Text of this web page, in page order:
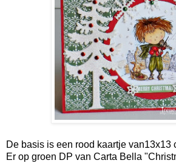
De basis is een rood kaartje van13x13
Er op groen DP van Carta Bella